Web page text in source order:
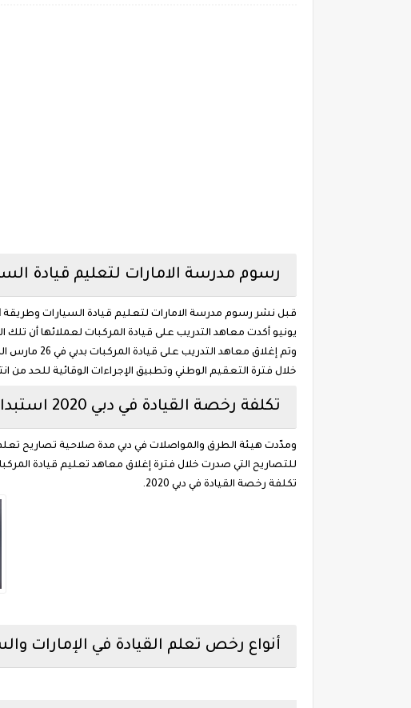
رسوم مدرسة الامارات لتعليم قيادة
قبل نشر رسوم مدرسة الامارات لتعليم قيادة السيارات وطريقة
وتم إغلاق
خلال فترة التعقيم الوطني وتطبيق الإجراءات الوقائية للحد من
تكلفة رخصة القيادة في دبي 2020 استبدال رخصة القيادة في الإمارات
ومدّدت هيئة الطرق والمواصلات في دبي مدة صلاحية تصاريح تعلم
للتصاريح التي صدرت خلال فترة إغلاق معاهد تعليم قيادة
تكلفة رخصة القيادة في دبي 2020.
أنواع رخص تعلم القيادة في الإمارات